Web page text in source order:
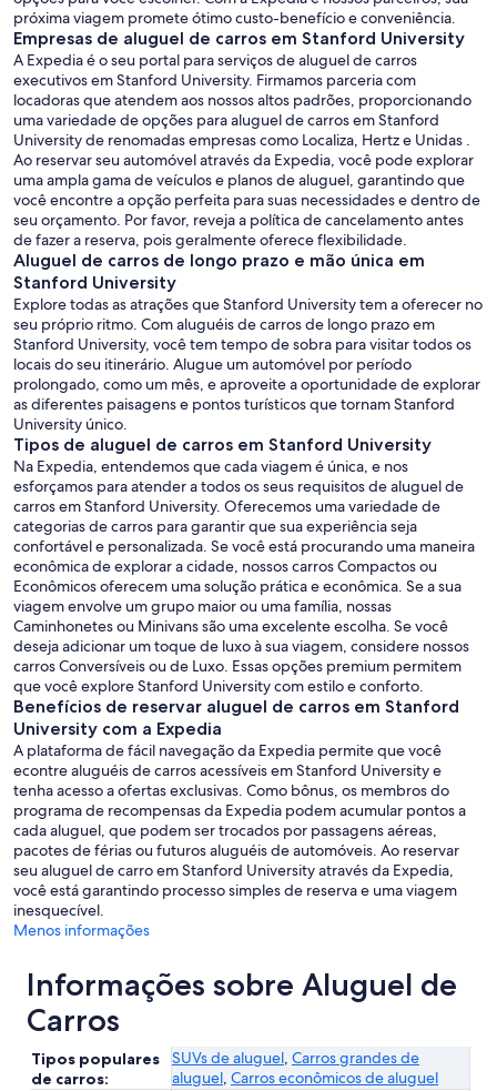
próxima viagem promete ótimo custo-benefício e conveniência.
Empresas de aluguel de carros em Stanford University
A Expedia é o seu portal para serviços de aluguel de carros
executivos em Stanford University. Firmamos parceria com
locadoras que atendem aos nossos altos padrões, proporcionando
uma variedade de opções para aluguel de carros em Stanford
University de renomadas empresas como Localiza, Hertz e Unidas .
Ao reservar seu automóvel através da Expedia, você pode explorar
uma ampla gama de veículos e planos de aluguel, garantindo que
você encontre a opção perfeita para suas necessidades e dentro de
seu orçamento. Por favor, reveja a política de cancelamento antes
de fazer a reserva, pois geralmente oferece flexibilidade.
Aluguel de carros de longo prazo e mão única em
Stanford University
Explore todas as atrações que Stanford University tem a oferecer no
seu próprio ritmo. Com aluguéis de carros de longo prazo em
Stanford University, você tem tempo de sobra para visitar todos os
locais do seu itinerário. Alugue um automóvel por período
prolongado, como um mês, e aproveite a oportunidade de explorar
as diferentes paisagens e pontos turísticos que tornam Stanford
University único.
Tipos de aluguel de carros em Stanford University
Na Expedia, entendemos que cada viagem é única, e nos
esforçamos para atender a todos os seus requisitos de aluguel de
carros em Stanford University. Oferecemos uma variedade de
categorias de carros para garantir que sua experiência seja
confortável e personalizada. Se você está procurando uma maneira
econômica de explorar a cidade, nossos carros Compactos ou
Econômicos oferecem uma solução prática e econômica. Se a sua
viagem envolve um grupo maior ou uma família, nossas
Caminhonetes ou Minivans são uma excelente escolha. Se você
deseja adicionar um toque de luxo à sua viagem, considere nossos
carros Conversíveis ou de Luxo. Essas opções premium permitem
que você explore Stanford University com estilo e conforto.
Benefícios de reservar aluguel de carros em Stanford
University com a Expedia
A plataforma de fácil navegação da Expedia permite que você
econtre aluguéis de carros acessíveis em Stanford University e
tenha acesso a ofertas exclusivas. Como bônus, os membros do
programa de recompensas da Expedia podem acumular pontos a
cada aluguel, que podem ser trocados por passagens aéreas,
pacotes de férias ou futuros aluguéis de automóveis. Ao reservar
seu aluguel de carro em Stanford University através da Expedia,
você está garantindo processo simples de reserva e uma viagem
inesquecível.
Menos informações
Informações sobre Aluguel de
Carros
Tipos populares
de carros:
SUVs de aluguel, Carros grandes de
aluguel, Carros econômicos de aluguel